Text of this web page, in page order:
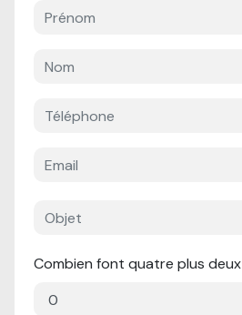
Combien font quatre plus deux